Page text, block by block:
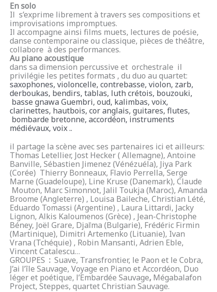
En solo
Il s’exprime librement à travers ses compositions et
improvisations impromptues.
Il accompagne ainsi films muets, lectures de poésie,
danse contemporaine ou classique, pièces de théâtre,
collabore à des performances.
Au piano acoustique
dans sa dimension percussive et orchestrale il
privilégie les petites formats , du duo au quartet:
saxophones, violoncelle, contrebasse, violon, zarb,
derboukas, bendirs, tablas, luth crétois, bouzouki,
basse gnawa Guembri, oud, kalimbas, voix,
clarinettes, hautbois, cor anglais, guitares, flutes,
bombarde bretonne, accordéon, instruments
médiévaux, voix ..
il partage la scène avec ses partenaires ici et ailleurs:
Thomas Letellier, Jost Hecker ( Allemagne), Antoine
Banville, Sébastien Jimenez (Vénézuéla), Jiya Park
(Corée) Thierry Bonneaux, Flavio Perrella, Serge
Marne (Guadeloupe), Line Kruse (Danemark), Claude
Mouton, Marc Simonnot, Jalil Toukja (Maroc), Amanda
Broome (Angleterre) , Louisa Baileche, Christian Lété,
Eduardo Tomassi (Argentine) , Laura Littardi, Jacky
Lignon, Alkis Kaloumenos (Grèce) , Jean-Christophe
Béney, Joël Grare, Djaīma (Bulgarie), Frédéric Firmin
(Martinique), Dimitri Artemenko (Lituanie), Ivan
Vrana (Tchéquie) , Robin Mansanti, Adrien Eble,
Vincent Catalescu…
GROUPES : Suave, Transfrontier, le Paon et le Cobra,
J’ai l’île Sauvage, Voyage en Piano et Accordéon, Duo
léger et poétique, l’Embardée Sauvage, Mégabalafon
Project, Steppes, quartet Christian Sauvage.